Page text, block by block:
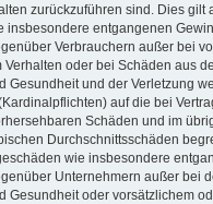
zurückzuführen sind. Dies gilt
insbesondere entgangenen
Verbrauchern außer bei
oder bei Schäden aus
Gesundheit und der Verletzung
auf die bei
Schäden und im
Durchschnittsschäden
wie insbesondere
Unternehmern außer bei
Gesundheit oder vorsätzlichem